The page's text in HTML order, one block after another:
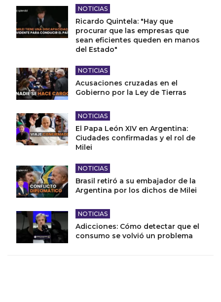
NOTICIAS
Ricardo Quintela: "Hay que
procurar que las empresas que
sean eficientes queden en manos
del Estado"
NOTICIAS
Acusaciones cruzadas en el
Gobierno por la Ley de Tierras
NOTICIAS
El Papa León XIV en Argentina:
Ciudades confirmadas y el rol de
Milei
NOTICIAS
Brasil retiró a su embajador de la
Argentina por los dichos de Milei
NOTICIAS
Adicciones: Cómo detectar que el
consumo se volvió un problema